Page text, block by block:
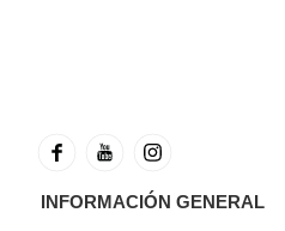
INFORMACIÓN GENERAL